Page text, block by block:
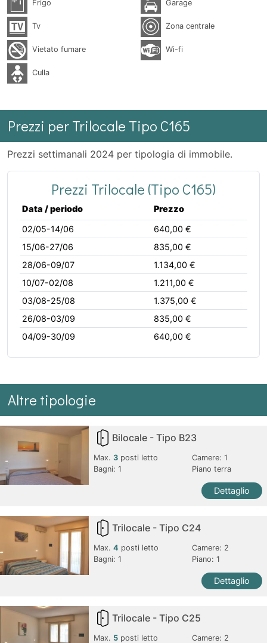
Frigo Garage
Tv Zona centrale
Vietato fumare Wi-fi
Culla
Prezzi per Trilocale Tipo C165
Prezzi settimanali 2024 per tipologia di immobile.
Prezzi Trilocale (Tipo C165)
Data / periodo
Prezzo
02/05-14/06
640,00 €
15/06-27/06
835,00 €
28/06-09/07
1.134,00 €
10/07-02/08
1.211,00 €
03/08-25/08
1.375,00 €
26/08-03/09
835,00 €
04/09-30/09
640,00 €
Altre tipologie
Bilocale - Tipo B23
Max.3 posti letto Camere:1
Bagni:1 Piano terra
Dettaglio
Trilocale - Tipo C24
Max.4 posti letto Camere: 2
Bagni:1 Piano: 1
Dettaglio
Trilocale - Tipo C25
Max. 5 posti letto Camere: 2